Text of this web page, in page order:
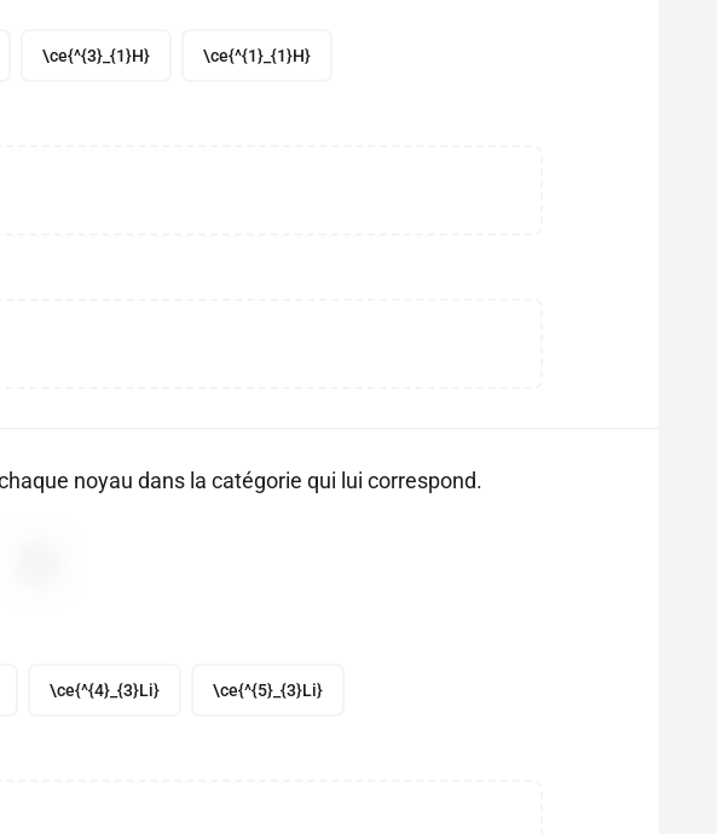
\ce{^{3}_{1}H} \ce{^{1}_{1}H}
noyau dans la catégorie qui lui correspond.
\ce{^{4}_{3}Li} \ce{^{5}_{3}Li}